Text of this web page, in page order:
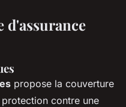
d'assurance
propose la couverture
contre une